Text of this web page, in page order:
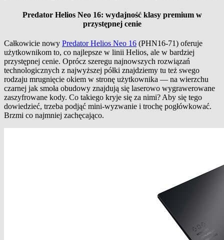
Predator Helios Neo 16: wydajność klasy premium w
przystępnej cenie
Całkowicie nowy Predator Helios Neo 16 (PHN16-71) oferuje
użytkownikom to, co najlepsze w linii Helios, ale w bardziej
przystępnej cenie. Oprócz szeregu najnowszych rozwiązań
technologicznych z najwyższej półki znajdziemy tu też swego
rodzaju mrugnięcie okiem w stronę użytkownika — na wierzchu
czarnej jak smoła obudowy znajdują się laserowo wygrawerowane
zaszyfrowane kody. Co takiego kryje się za nimi? Aby się tego
dowiedzieć, trzeba podjąć mini-wyzwanie i trochę pogłówkować.
Brzmi co najmniej zachęcająco.